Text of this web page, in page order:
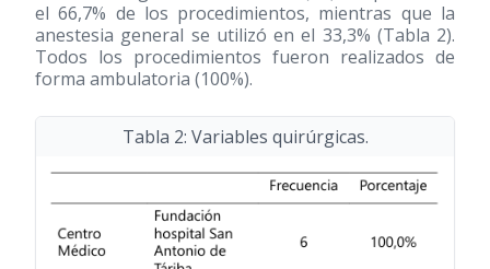
el 66,7% de los procedimientos, mientras que la
anestesia general se utilizó en el 33,3% (Tabla 2).
Todos los procedimientos fueron realizados de
forma ambulatoria (100%).
Tabla 2: Variables quirúrgicas.